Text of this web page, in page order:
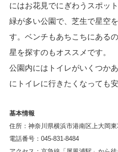
にはお花見でにぎわうスポット
緑が多い公園で、芝生で星空
す。ベンチもあちこちにある
星を探すのもオススメです。
公園内にはトイレがいくつか
にトイレに行きたくなっても安
基本情報
住所：神奈川県横浜市港南区上大岡東
電話番号：045-831-8484